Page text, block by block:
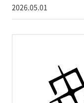
2026.05.01